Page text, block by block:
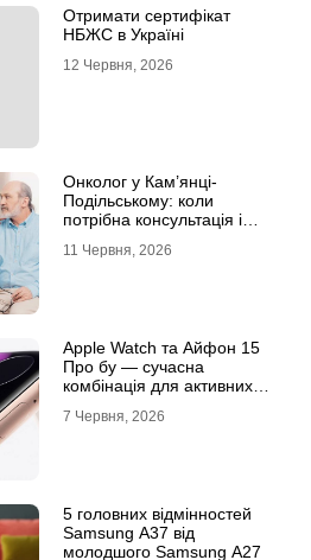
Отримати сертифікат
НБЖС в Україні
12 Червня, 2026
Онколог у Кам’янці-
Подільському: коли
потрібна консультація і
обстеження?
11 Червня, 2026
Apple Watch та Айфон 15
Про бу — сучасна
комбінація для активних
7 Червня, 2026
5 головних відмінностей
Samsung A37 від
молодшого Samsung A27